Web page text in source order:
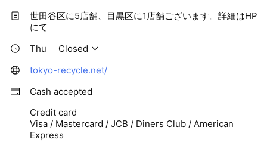
世田谷区に5店舗、目黒区に1店舗ございます。詳細はHP
にて
Thu
Closed
tokyo-recycle.net/
Cash accepted
Credit card
Visa / Mastercard / JCB / Diners Club / American
Express